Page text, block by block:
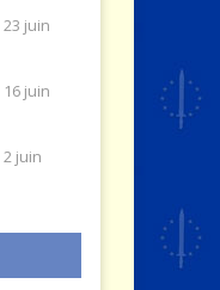
23 juin
16 juin
2 juin